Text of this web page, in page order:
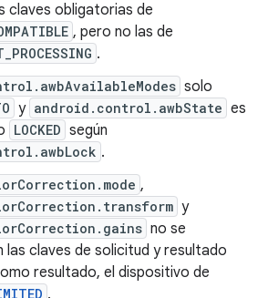
claves obligatorias de
, pero no las de
.
solo
y android.control.awbState es
LOCKED según
.
,
y
no se
las claves de solicitud y resultado
resultado, el dispositivo de
.